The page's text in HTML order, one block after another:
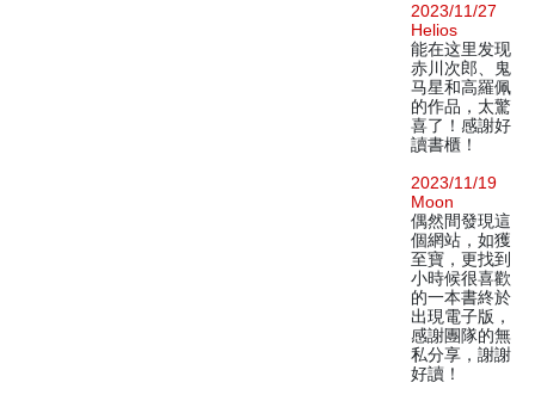
2023/11/27
Helios
能在这里发现
赤川次郎、鬼
马星和高羅佩
的作品，太驚
喜了！感謝好
讀書櫃！
2023/11/19
Moon
偶然間發現這
個網站，如獲
至寶，更找到
小時候很喜歡
的一本書終於
出現電子版，
感謝團隊的無
私分享，謝謝
好讀！